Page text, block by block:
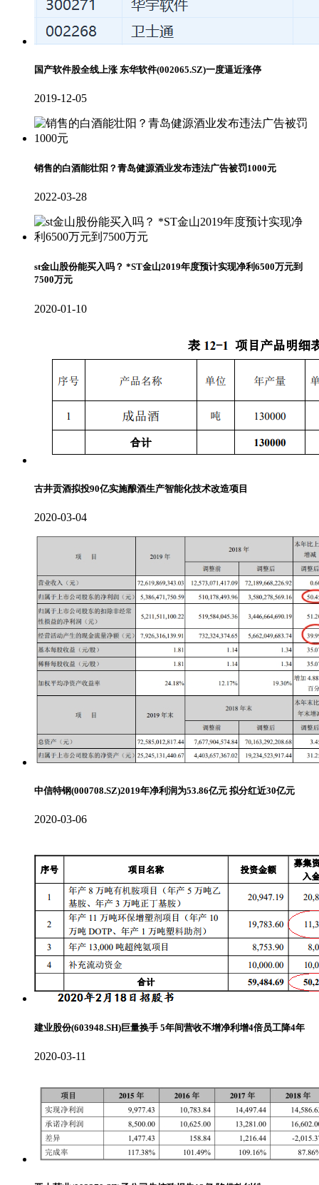
国产软件股全线上涨 东华软件(002065.SZ)一度逼近涨停
2019-12-05
销售的白酒能壮阳？青岛健源酒业发布违法广告被罚1000元
2022-03-28
st金山股份能买入吗？ *ST金山2019年度预计实现净利6500万元到
7500万元
2020-01-10
古井贡酒拟投90亿实施酿酒生产智能化技术改造项目
2020-03-04
中信特钢(000708.SZ)2019年净利润为53.86亿元 拟分红近30亿元
2020-03-06
建业股份(603948.SH)巨量换手 5年间营收不增净利增4倍员工降4年
2020-03-11